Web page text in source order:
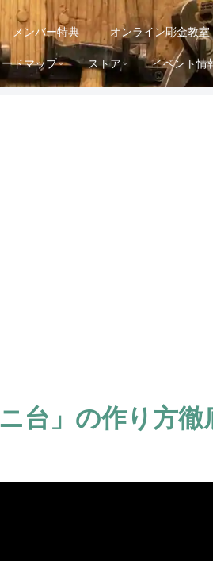
メンバー特典 オンライン彫金教室
ドマップ ストア イベント情
台」の作り方徹